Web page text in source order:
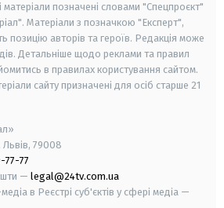
матеріали позначені словами "Спецпроєкт"
Матеріали з позначкою "Експерт",
позицію авторів та героїв. Редакція може
Детальніше щодо реклами та правил
в правилах користування сайтом.
сайту призначені для осіб старше 21
Львів, 79008
77-77
— legal@24tv.com.ua
в Реєстрі суб'єктів у сфері медіа —